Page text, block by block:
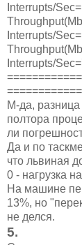
Interrupts/
Interrupts/
Interrupts/
М-да, разница
полтора
ли
Да и по
что львиная
0 - нагрузка
На машине
13%, но
не делся.
5.